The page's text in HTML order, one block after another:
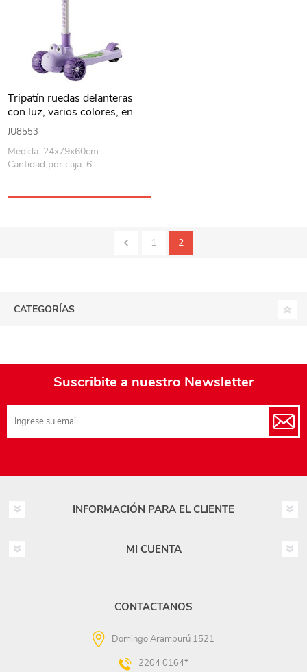
Tripatín ruedas delanteras
con luz, varios colores, en
caja
JU8553
Medida: 24x79x60cm
Cantidad por caja: 6
1 2
CATEGORÍAS
Suscribite a nuestro Newsletter
INFORMACIÓN PARA EL CLIENTE
MI CUENTA
CONTACTANOS
Domingo Aramburú 1521
2204 0164*